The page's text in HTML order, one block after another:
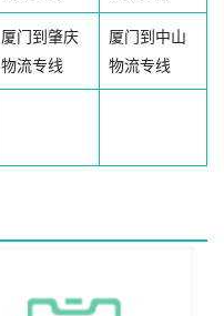
厦门到肇庆
物流专线
厦门到中山
物流专线